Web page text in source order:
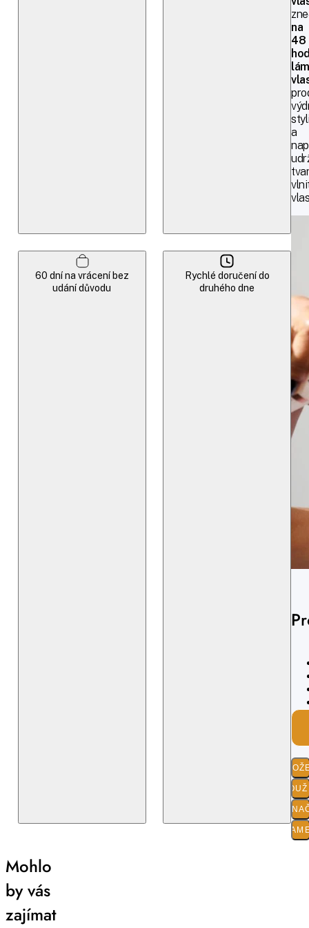
60 dní na vrácení bez
udání důvodu
Rychlé doručení do
druhého dne
O
na
48
a
Mohlo
by vás
zajímat